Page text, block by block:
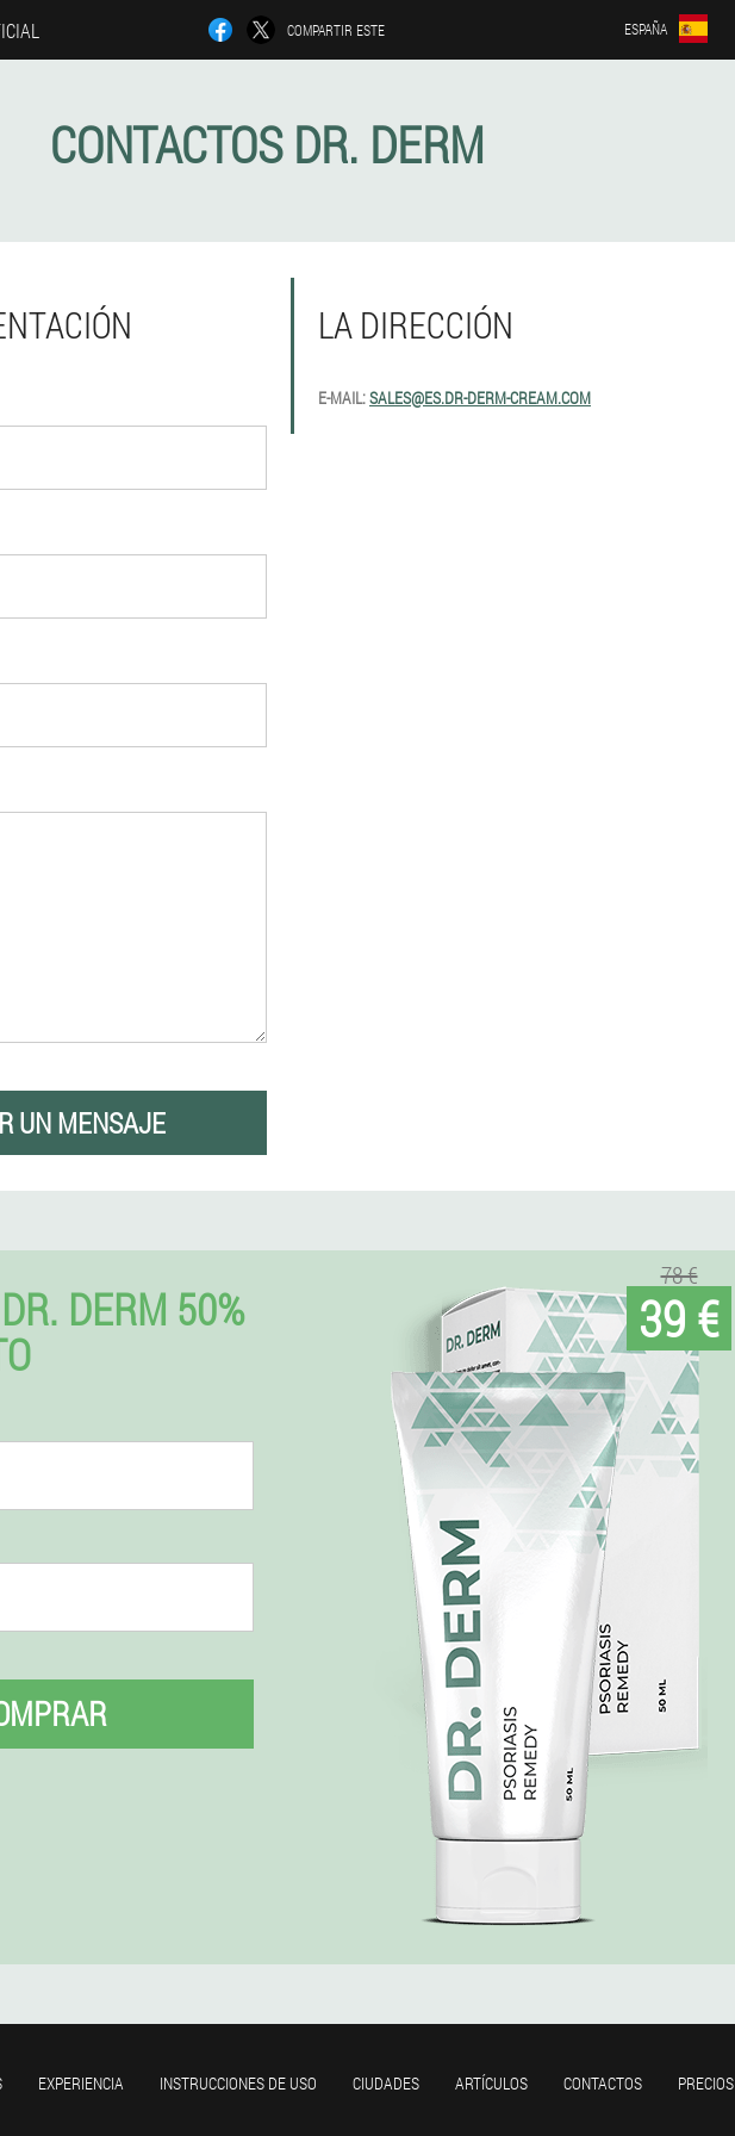
COMPARTIR ESTE ESPAÑA
CONTACTOS DR. DERM
LA DIRECCIÓN
E-MAIL:SALES@ES.DR-DERM-CREAM.COM
UN MENSAJE
DERM 50%
78 €
39 €
EXPERIENCIA INSTRUCCIONES DE USO CIUDADES ARTÍCULOS CONTACTOS PRECIOS